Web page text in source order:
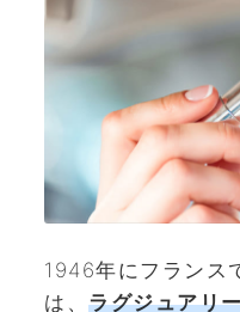
1946年にフランス
は、 ラグジュアリ